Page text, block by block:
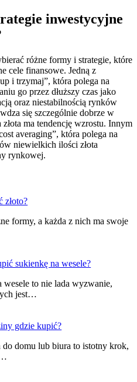
inwestycyjne
różne formy i strategie, które
cele finansowe. Jedną z
i trzymaj”, która polega na
go przez dłuższy czas jako
oraz niestabilnością rynków
się szczególnie dobrze w
ma tendencję wzrostu. Innym
averaging”, która polega na
niewielkich ilości złota
rynkowej.
złoto?
formy, a każda z nich ma swoje
sukienkę na wesele?
to nie lada wyzwanie,
jest…
gdzie kupić?
domu lub biura to istotny krok,